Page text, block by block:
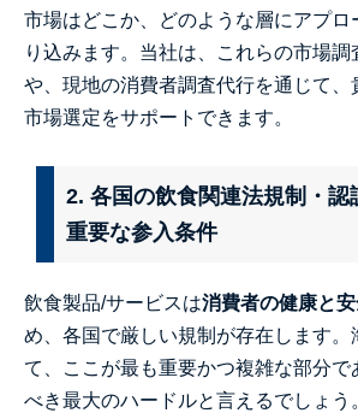
市場はどこか、どのような層にアプロ
り込みます。当社は、これらの市場
や、現地の消費者調査代行を通じて、
市場選定をサポートできます。
2. 各国の飲食関連法規制・認
重要な参入条件
飲食製品/サービスは消費者の健康と
め、各国で厳しい規制が存在します。
て、ここが最も重要かつ複雑な部分で
べき最大のハードルと言えるでしょう